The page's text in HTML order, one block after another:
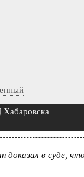
доказал в суде,